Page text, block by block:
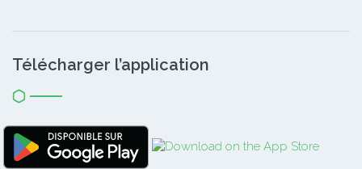
Télécharger l’application